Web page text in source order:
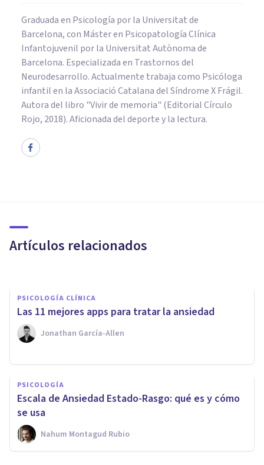
Graduada en Psicología por la Universitat de
Barcelona, con Máster en Psicopatología Clínica
Infantojuvenil por la Universitat Autònoma de
Barcelona. Especializada en Trastornos del
Neurodesarrollo. Actualmente trabaja como Psicóloga
infantil en la Associació Catalana del Síndrome X Frágil.
Autora del libro "Vivir de memoria" (Editorial Círculo
Rojo, 2018). Aficionada del deporte y la lectura.
Artículos relacionados
ansiedad
PSICOLOGÍA CLÍNICA
Las 11 mejores apps para tratar la ansiedad
Jonathan García-Allen
PSICOLOGÍA
Escala de Ansiedad Estado-Rasgo: qué es y cómo
se usa
Nahum Montagud Rubio
Tipos de Trastornos de
Ansiedad y sus características
Juan Armando Corbin